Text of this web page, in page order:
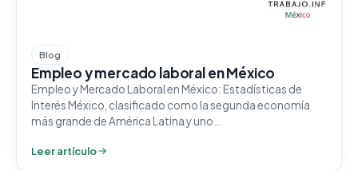
Blog
Empleo y mercado laboral en México
Empleo y Mercado Laboral en México: Estadísticas de
Interés México, clasificado como la segunda economía
más grande de América Latina y uno…
Leer artículo